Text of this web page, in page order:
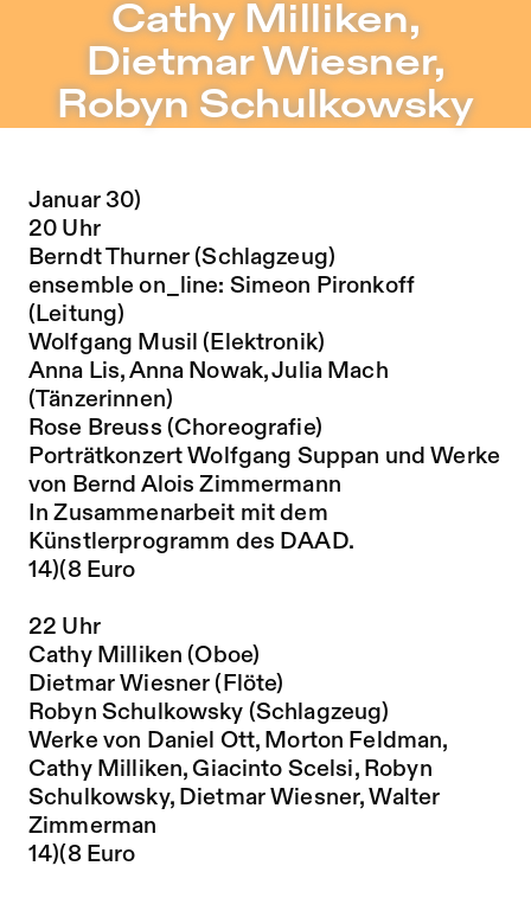
Zu Programm springen
Zu Aktuelles springen
Zu Seiten springen
Cathy Milliken, Dietmar Wiesner, Robyn Schulkowsky
Cathy Milliken,
Dietmar Wiesner,
Robyn Schulkowsky
Januar 30)
20 Uhr
Berndt Thurner (Schlagzeug)
ensemble on_line: Simeon Pironkoff
(Leitung)
Wolfgang Musil (Elektronik)
Anna Lis, Anna Nowak, Julia Mach
(Tänzerinnen)
Rose Breuss (Choreografie)
Porträtkonzert Wolfgang Suppan und Werke
von Bernd Alois Zimmermann
In Zusammenarbeit mit dem
Künstlerprogramm des DAAD.
14)(8 Euro
22 Uhr
Cathy Milliken (Oboe)
Dietmar Wiesner (Flöte)
Robyn Schulkowsky (Schlagzeug)
Werke von Daniel Ott, Morton Feldman,
Cathy Milliken, Giacinto Scelsi, Robyn
Schulkowsky, Dietmar Wiesner, Walter
Zimmerman
14)(8 Euro